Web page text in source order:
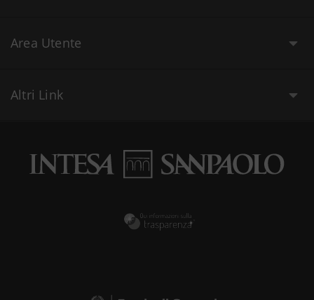
Area Utente
Altri Link